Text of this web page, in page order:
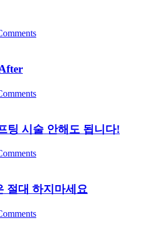
팅 시술 안해도 됩니다!
절대 하지마세요